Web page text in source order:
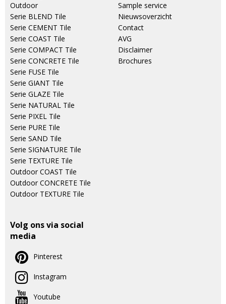
Outdoor
Serie BLEND Tile
Serie CEMENT Tile
Serie COAST Tile
Serie COMPACT Tile
Serie CONCRETE Tile
Serie FUSE Tile
Serie GIANT Tile
Serie GLAZE Tile
Serie NATURAL Tile
Serie PIXEL Tile
Serie PURE Tile
Serie SAND Tile
Serie SIGNATURE Tile
Serie TEXTURE Tile
Outdoor COAST Tile
Outdoor CONCRETE Tile
Outdoor TEXTURE Tile
Sample service
Nieuwsoverzicht
Contact
AVG
Disclaimer
Brochures
Volg ons via social
media
Pinterest
Instagram
Youtube